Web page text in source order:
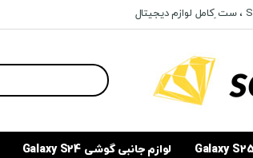
Search
for:
لوازم جانبی گوشی Galaxy S24